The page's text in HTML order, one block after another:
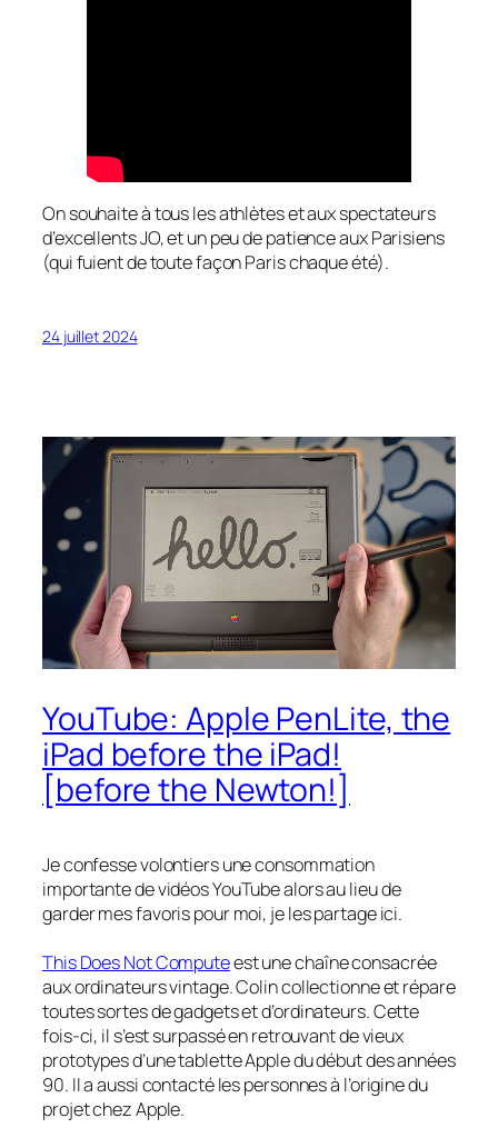
On souhaite à tous les athlètes et aux spectateurs
d’excellents JO, et un peu de patience aux Parisiens
(qui fuient de toute façon Paris chaque été).
24 juillet 2024
YouTube: Apple PenLite, the
iPad before the iPad!
[before the Newton!]
Je confesse volontiers une consommation
importante de vidéos YouTube alors au lieu de
garder mes favoris pour moi, je les partage ici.
This Does Not Computeest une chaîne consacrée
aux ordinateurs vintage. Colin collectionne et répare
toutes sortes de gadgets et d’ordinateurs. Cette
fois-ci, il s’est surpassé en retrouvant de vieux
prototypes d’une tablette Apple du début des années
90. Il a aussi contacté les personnes à l’origine du
projet chez Apple.